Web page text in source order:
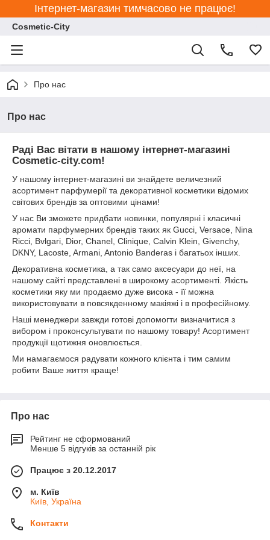
Інтернет-магазин тимчасово не працює!
Cosmetic-City
Про нас
Про нас
Раді Вас вітати в нашому інтернет-магазині
Cosmetic-city.com!
У нашому інтернет-магазині ви знайдете величезний
асортимент парфумерії та декоративної косметики відомих
світових брендів за оптовими цінами!
У нас Ви зможете придбати новинки, популярні і класичні
аромати парфумерних брендів таких як Gucci, Versace, Nina
Ricci, Bvlgari, Dior, Chanel, Clinique, Calvin Klein, Givenchy,
DKNY, Lacoste, Armani, Antonio Banderas і багатьох інших.
Декоративна косметика, а так само аксесуари до неї, на
нашому сайті представлені в широкому асортименті. Якість
косметики яку ми продаємо дуже висока - її можна
використовувати в повсякденному макіяжі і в професійному.
Наші менеджери завжди готові допомогти визначитися з
вибором і проконсультувати по нашому товару! Асортимент
продукції щотижня оновлюється.
Ми намагаємося радувати кожного клієнта і тим самим
робити Ваше життя краще!
Про нас
Рейтинг не сформований
Менше 5 відгуків за останній рік
Працює з 20.12.2017
м. Київ
Київ, Україна
Контакти